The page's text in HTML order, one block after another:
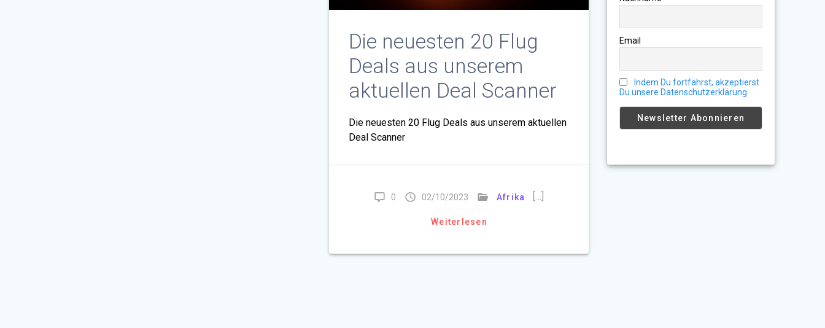
Die neuesten 20 Flug
Deals aus unserem
aktuellen Deal Scanner
Die neuesten 20 Flug Deals aus unserem aktuellen
Deal Scanner
0 02/10/2023 Afrika
Weiterlesen
Email
Indem Du fortfährst, akzeptierst
Du unsere Datenschutzerklärung.